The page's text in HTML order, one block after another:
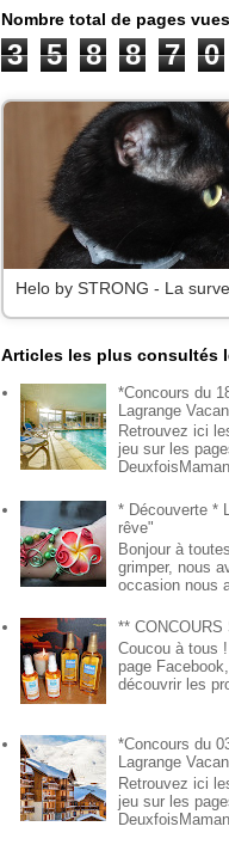
Nombre total de pages vues
3 5 8 8 7 0
Helo by STRONG - La
Articles les plus consultés
*Concours du
Lagrange
Retrouvez ici
jeu sur les
* Découverte *
rêve"
Bonjour à
grimper, nous
occasion nous
**
Coucou à tous
page
découvrir les
*Concours du
Lagrange
Retrouvez ici
jeu sur les